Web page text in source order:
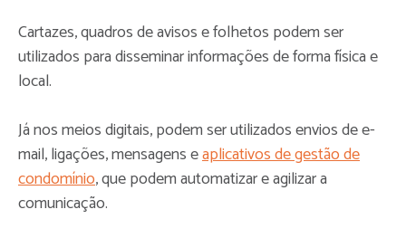
Cartazes, quadros de avisos e folhetos podem ser
utilizados para disseminar informações de forma física e
local.
Já nos meios digitais, podem ser utilizados envios de e-
mail, ligações, mensagens eaplicativos de gestão de
condomínio, que podem automatizar e agilizar a
comunicação.